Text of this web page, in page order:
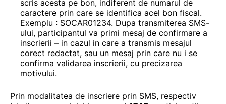
scris acesta pe bon, indiferent de numarul de
caractere prin care se identifica acel bon fiscal.
Exemplu : SOCAR01234. Dupa transmiterea SMS-
ului, participantul va primi mesaj de confirmare a
inscrierii – in cazul in care a transmis mesajul
corect redactat, sau un mesaj prin care nu i se
confirma validarea inscrierii, cu precizarea
motivului.
Prin modalitatea de inscriere prin SMS, respectiv